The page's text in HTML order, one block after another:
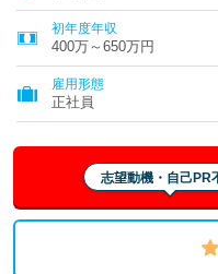
初年度年収
400万～650万円
雇用形態
正社員
志望動機・自己PR